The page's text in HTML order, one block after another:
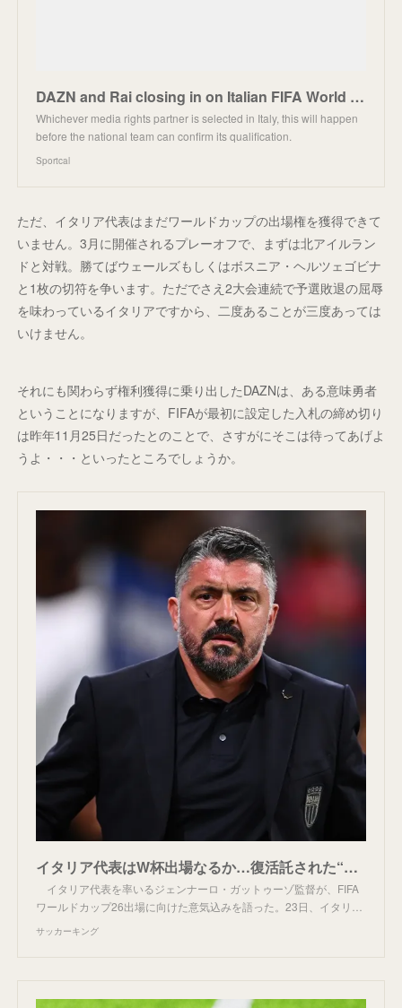
DAZN and Rai closing in on Italian FIFA World Cup rights - Sportcal
Whichever media rights partner is selected in Italy, this will happen
before the national team can confirm its qualification.
Sportcal
ただ、イタリア代表はまだワールドカップの出場権を獲得できて
いません。3月に開催されるプレーオフで、まずは北アイルラン
ドと対戦。勝てばウェールズもしくはボスニア・ヘルツェゴビナ
と1枚の切符を争います。ただでさえ2大会連続で予選敗退の屈辱
を味わっているイタリアですから、二度あることが三度あっては
いけません。
それにも関わらず権利獲得に乗り出したDAZNは、ある意味勇者
ということになりますが、FIFAが最初に設定した入札の締め切り
は昨年11月25日だったとのことで、さすがにそこは待ってあげよ
うよ・・・といったところでしょうか。
イタリア代表はW杯出場なるか…復活託された“闘将”が語る執念「どんな犠牲を払ってでも成し遂げたい」 | サッカーキング
イタリア代表を率いるジェンナーロ・ガットゥーゾ監督が、FIFA
ワールドカップ26出場に向けた意気込みを語った。23日、イタリ…
サッカーキング